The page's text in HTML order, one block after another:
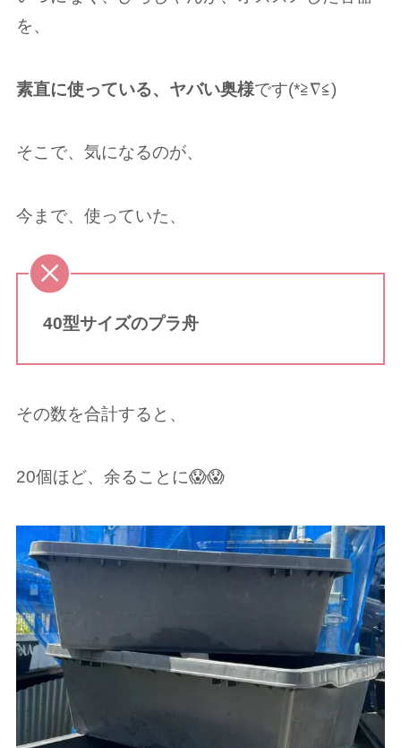
を、
素直に使っている、ヤバい奥様です(*≧︎∇︎≦︎)
そこで、気になるのが、
今まで、使っていた、
40型サイズのプラ舟
その数を合計すると、
20個ほど、余ることに😱😱